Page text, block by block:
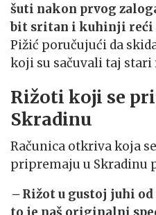
šuti nakon prvog
bit sritan i kuhinji reći
Pižić poručujući da
koji su sačuvali taj stari
Rižoti koji se
Skradinu
Računica otkriva koja
pripremaju u Skradinu
–Rižot u gustoj juhi